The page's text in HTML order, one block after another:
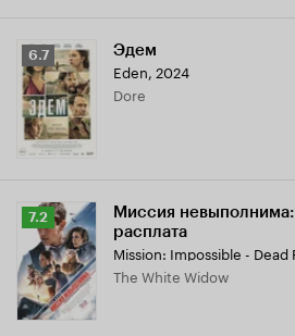
Рейтинг
Кинопоиска
6.7
6.7 Эдем
Eden, 2024
Dore
Рейтинг
Кинопоиска
7.2
7.2
Миссия
расплата
Mission: Impossible -
The White Widow